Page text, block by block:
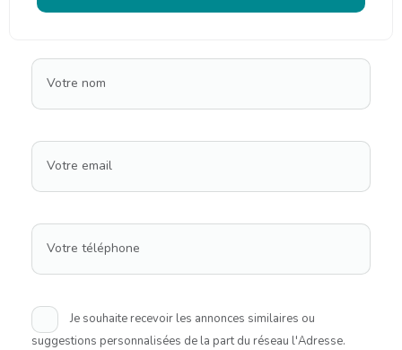
Votre nom
Votre email
Votre téléphone
Je souhaite recevoir les annonces similaires ou
suggestions personnalisées de la part du réseau l'Adresse.